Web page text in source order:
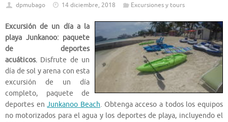
dpmubago 14 diciembre, 2018 Excursiones y tours
Excursión de un día a la
playa Junkanoo: paquete
de deportes
acuáticos. Disfrute de un
día de sol y arena con esta
excursión de un día
completo, paquete de
deportes enJunkanoo Beach. Obtenga acceso a todos los equipos
no motorizados para el agua y los deportes de playa, incluyendo el